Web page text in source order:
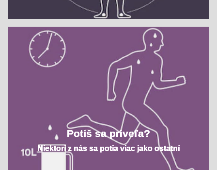
Potíš sa priveľa?
Niektorí z nás sa potia viac jako ostatní